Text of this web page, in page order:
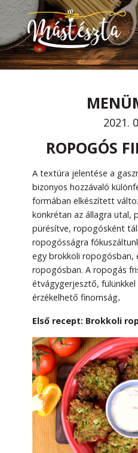
2021.
ROPOGÓS
A textúra jelentése a
bizonyos hozzávaló
formában elkészített
konkrétan az állagra utal,
pürésítve, ropogósként
ropogósságra
egy brokkoli ropogósban,
ropogósban. A ropogás
étvágygerjesztő, fülünkkel
érzékelhető finomság.
Első recept: Brokkoli